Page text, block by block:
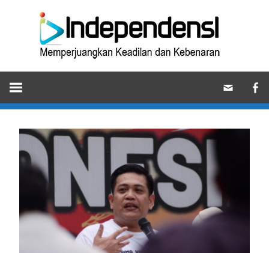
Memperjuangkan
Keadilan
dan
Kebenaran